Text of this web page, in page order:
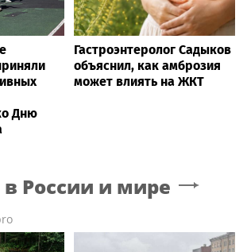
Дню
Гастроэнтеролог Садыков
объяснил, как амброзия
может влиять на ЖКТ
России и мире